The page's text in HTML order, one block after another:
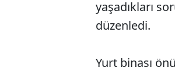
yaşadıkları
düzenledi.
Yurt binası